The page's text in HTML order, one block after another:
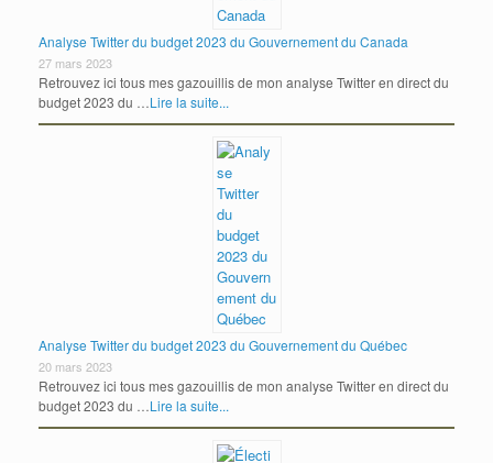
Analyse Twitter du budget 2023 du Gouvernement du Canada
27 mars 2023
Retrouvez ici tous mes gazouillis de mon analyse Twitter en direct du
budget 2023 du …Lire la suite...
Analyse Twitter du budget 2023 du Gouvernement du Québec
20 mars 2023
Retrouvez ici tous mes gazouillis de mon analyse Twitter en direct du
budget 2023 du …Lire la suite...